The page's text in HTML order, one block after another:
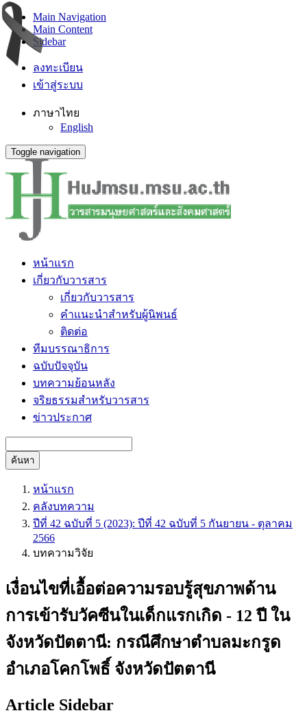
Main Navigation
Main Content
Sidebar
ลงทะเบียน
เข้าสู่ระบบ
ภาษาไทย
English
Toggle navigation
หน้าแรก
เกี่ยวกับวารสาร
เกี่ยวกับวารสาร
คำแนะนำสำหรับผู้นิพนธ์
ติดต่อ
ทีมบรรณาธิการ
ฉบับปัจจุบัน
บทความย้อนหลัง
จริยธรรมสำหรับวารสาร
ข่าวประกาศ
ค้นหา
หน้าแรก
คลังบทความ
ปีที่ 42 ฉบับที่ 5 (2023): ปีที่ 42 ฉบับที่ 5 กันยายน - ตุลาคม
2566
บทความวิจัย
เงื่อนไขที่เอื้อต่อความรอบรู้สุขภาพด้าน
การเข้ารับวัคซีนในเด็กแรกเกิด - 12 ปี ใน
จังหวัดปัตตานี: กรณีศึกษาตำบลมะกรูด
อำเภอโคกโพธิ์ จังหวัดปัตตานี
Article Sidebar